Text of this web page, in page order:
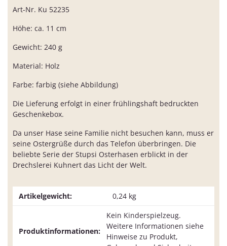
Art-Nr. Ku 52235
Höhe: ca. 11 cm
Gewicht: 240 g
Material: Holz
Farbe: farbig (siehe Abbildung)
Die Lieferung erfolgt in einer frühlingshaft bedruckten
Geschenkebox.
Da unser Hase seine Familie nicht besuchen kann, muss er
seine Ostergrüße durch das Telefon überbringen. Die
beliebte Serie der Stupsi Osterhasen erblickt in der
Drechslerei Kuhnert das Licht der Welt.
Artikelgewicht: 0,24 kg
Produktinformationen:
Kein Kinderspielzeug.
Weitere Informationen siehe
Hinweise zu Produkt,